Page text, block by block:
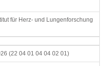
für Herz- und Lungenforschung
(22 04 01 04 04 02 01)